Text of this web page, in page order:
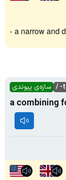
a narrow and
سازه‌ی پیوندی
a combining